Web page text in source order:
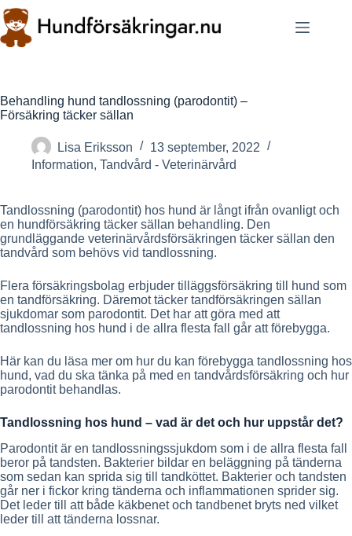
Skip
to
content
Behandling hund tandlossning (parodontit) –
Försäkring täcker sällan
Lisa Eriksson
13 september, 2022
Information, Tandvård - Veterinärvård
Tandlossning (parodontit) hos hund är långt ifrån ovanligt och
en hundförsäkring täcker sällan behandling. Den
grundläggande veterinärvårdsförsäkringen täcker sällan den
tandvård som behövs vid tandlossning.
Flera försäkringsbolag erbjuder tilläggsförsäkring till hund som
en tandförsäkring. Däremot täcker tandförsäkringen sällan
sjukdomar som parodontit. Det har att göra med att
tandlossning hos hund i de allra flesta fall går att förebygga.
Här kan du läsa mer om hur du kan förebygga tandlossning hos
hund, vad du ska tänka på med en tandvårdsförsäkring och hur
parodontit behandlas.
Tandlossning hos hund – vad är det och hur uppstår det?
Parodontit är en tandlossningssjukdom som i de allra flesta fall
beror på tandsten. Bakterier bildar en beläggning på tänderna
som sedan kan sprida sig till tandköttet. Bakterier och tandsten
går ner i fickor kring tänderna och inflammationen sprider sig.
Det leder till att både käkbenet och tandbenet bryts ned vilket
leder till att tänderna lossnar.